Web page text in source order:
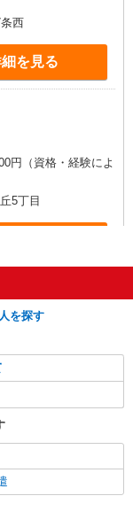
西
を見る
円（資格・経験によ
5丁目
護
円（資格・経験によ
5丁目
を見る
従
円（資格・経験によ
を探す